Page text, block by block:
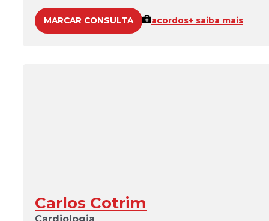
MARCAR CONSULTA acordos+ saiba mais
Carlos Cotrim